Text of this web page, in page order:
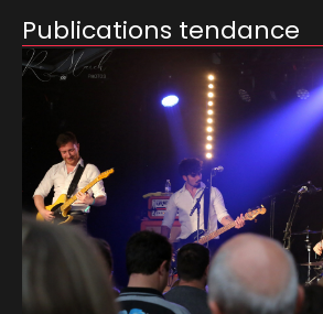
Publications tendance